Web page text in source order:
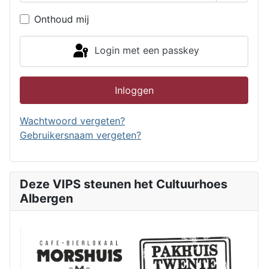
Onthoud mij
Login met een passkey
Inloggen
Wachtwoord vergeten?
Gebruikersnaam vergeten?
Deze VIPS steunen het Cultuurhoes
Albergen